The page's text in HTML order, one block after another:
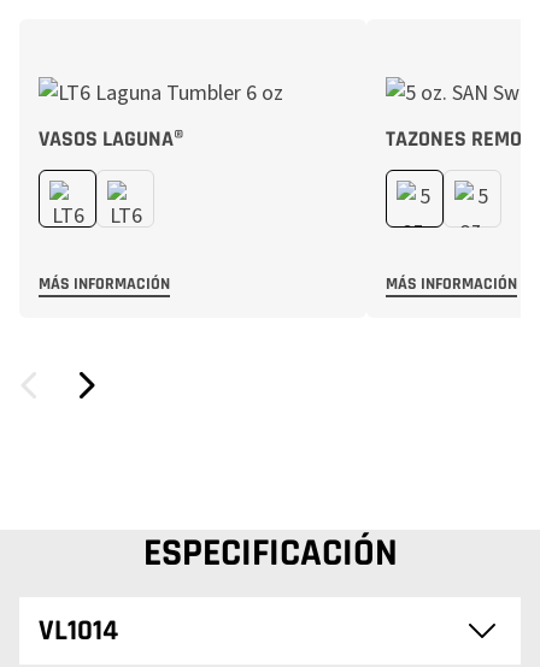
VASOS LAGUNA®
MÁS INFORMACIÓN
TAZONES
MÁS INFORMACIÓN
ESPECIFICACIÓN
VL1014